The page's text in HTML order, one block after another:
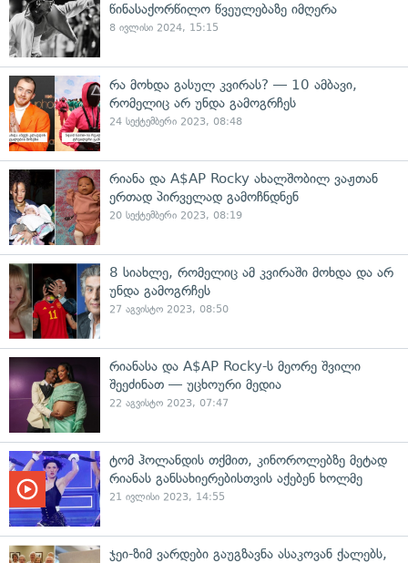
წინასაქორწილო წვეულებაზე იმღერა
8 ივლისი 2024, 15:15
რა მოხდა გასულ კვირას? — 10 ამბავი,
რომელიც არ უნდა გამოგრჩეს
24 სექტემბერი 2023, 08:48
რიანა და A$AP Rocky ახალშობილ ვაჟთან
ერთად პირველად გამოჩნდნენ
20 სექტემბერი 2023, 08:19
8 სიახლე, რომელიც ამ კვირაში მოხდა და არ
უნდა გამოგრჩეს
27 აგვისტო 2023, 08:50
რიანასა და A$AP Rocky-ს მეორე შვილი
შეეძინათ — უცხოური მედია
22 აგვისტო 2023, 07:47
ტომ ჰოლანდის თქმით, კინოროლებზე მეტად
რიანას განსახიერებისთვის აქებენ ხოლმე
21 ივლისი 2023, 14:55
ჯეი-ზიმ ვარდები გაუგზავნა ასაკოვან ქალებს,